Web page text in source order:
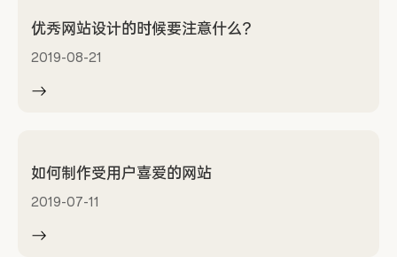
优秀网站设计的时候要注意什么？
2019-08-21
如何制作受用户喜爱的网站
2019-07-11